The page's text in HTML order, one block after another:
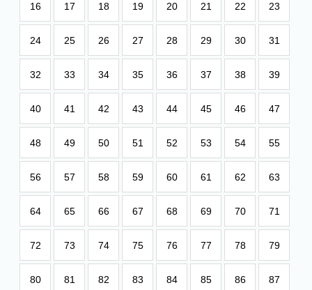
16 17 18 19 20 21 22 23
24 25 26 27 28 29 30 31
32 33 34 35 36 37 38 39
40 41 42 43 44 45 46 47
48 49 50 51 52 53 54 55
56 57 58 59 60 61 62 63
64 65 66 67 68 69 70 71
72 73 74 75 76 77 78 79
80 81 82 83 84 85 86 87